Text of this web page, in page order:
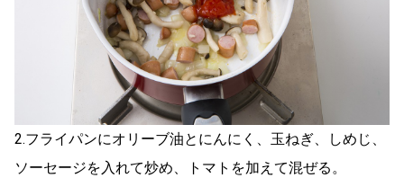
2.フライパンにオリーブ油とにんにく、玉ねぎ、しめじ、
ソーセージを入れて炒め、トマトを加えて混ぜる。